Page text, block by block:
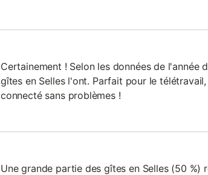
Certainement ! Selon les données de l'année
gîtes en Selles l'ont. Parfait pour le
connecté sans problèmes !
Une grande partie des gîtes en Selles (50 %)